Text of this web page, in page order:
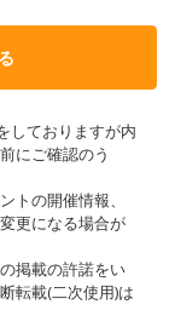
しておりますが内
にご確認のう
トの開催情報、
更になる場合が
掲載の許諾をい
転載(二次使用)は